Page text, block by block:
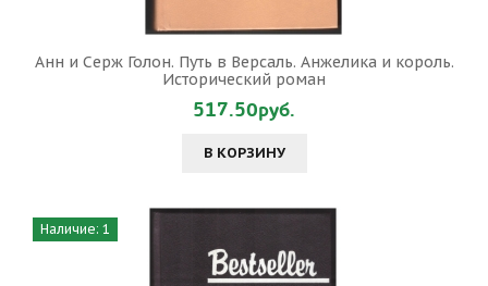
Анн и Серж Голон. Путь в Версаль. Анжелика и король.
Исторический роман
517.50руб.
В КОРЗИНУ
Наличие: 1